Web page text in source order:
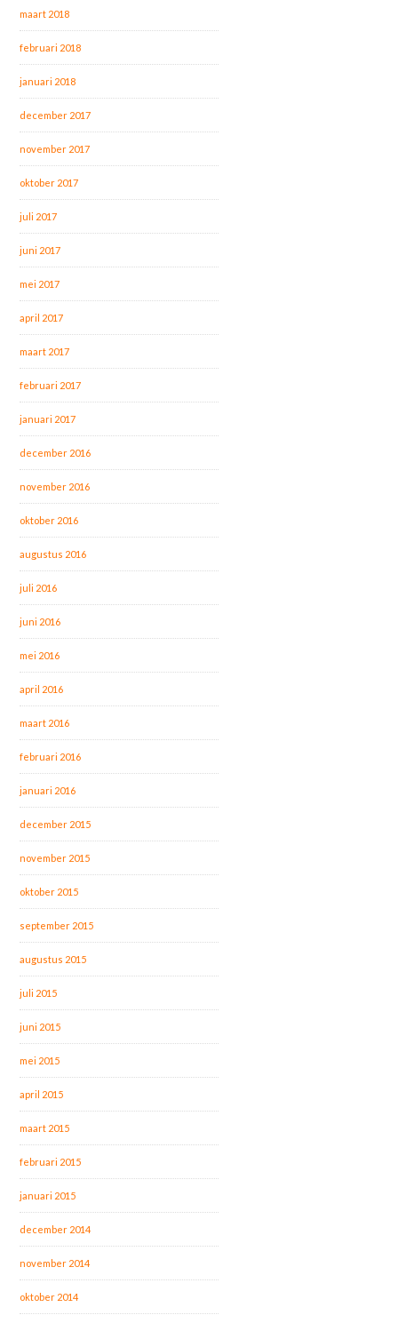
maart 2018
februari 2018
januari 2018
december 2017
november 2017
oktober 2017
juli 2017
juni 2017
mei 2017
april 2017
maart 2017
februari 2017
januari 2017
december 2016
november 2016
oktober 2016
augustus 2016
juli 2016
juni 2016
mei 2016
april 2016
maart 2016
februari 2016
januari 2016
december 2015
november 2015
oktober 2015
september 2015
augustus 2015
juli 2015
juni 2015
mei 2015
april 2015
maart 2015
februari 2015
januari 2015
december 2014
november 2014
oktober 2014